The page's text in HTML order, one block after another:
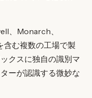
、Monarch、
む複数の工場で製
クスに独自の識別マ
ーが認識する微妙な